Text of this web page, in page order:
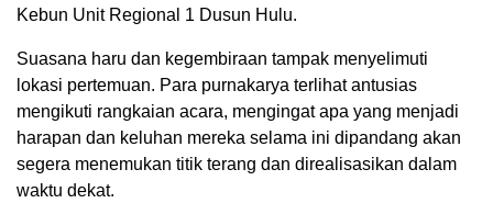
Kebun Unit Regional 1 Dusun Hulu.
Suasana haru dan kegembiraan tampak menyelimuti
lokasi pertemuan. Para purnakarya terlihat antusias
mengikuti rangkaian acara, mengingat apa yang menjadi
harapan dan keluhan mereka selama ini dipandang akan
segera menemukan titik terang dan direalisasikan dalam
waktu dekat.